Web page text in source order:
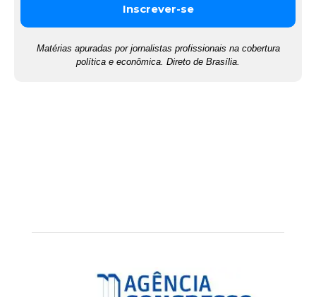
Matérias apuradas por jornalistas profissionais na cobertura
política e econômica. Direto de Brasília.